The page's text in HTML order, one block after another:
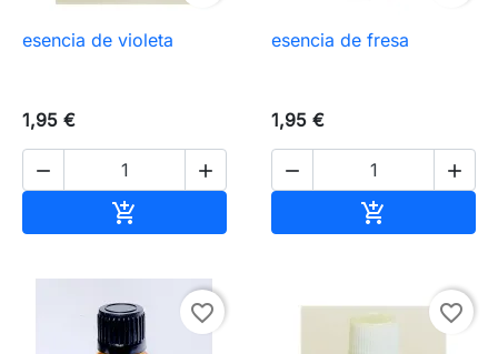
esencia de violeta
1,95 €
 

esencia de fresa
1,95 €
 

favorite_border favorite_border